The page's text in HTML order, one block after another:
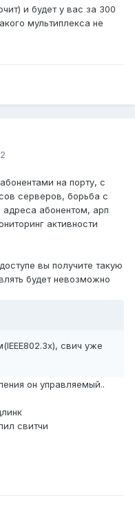
и будет у вас за 300
мультиплекса не
на порту, с
серверов, борьба с
абонентом, арп
активности
вы получите такую
будет невозможно
свич уже
он управляемый..
свитчи